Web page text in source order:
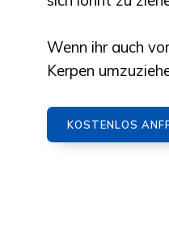
Wenn ihr auch
Kerpen
KOSTENLOS